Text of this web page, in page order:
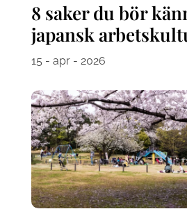
8 saker du bör
japansk
15 - apr - 2026